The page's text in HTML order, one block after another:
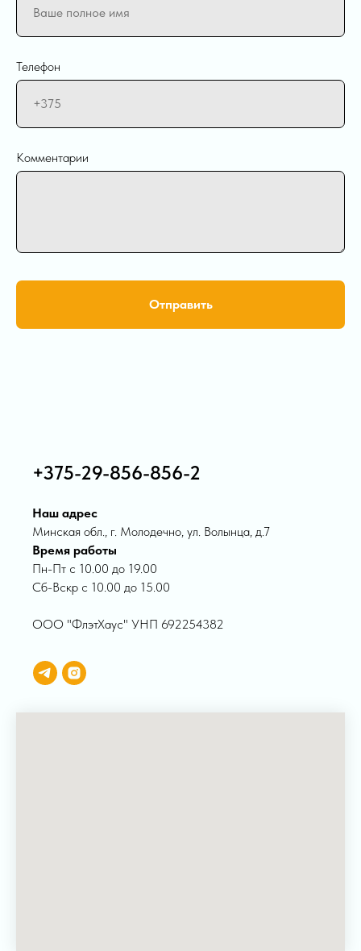
Телефон
Комментарии
Отправить
+375-29-856-856-2
Наш адрес
Минская обл., г. Молодечно, ул. Волынца, д.7
Время работы
Пн-Пт с 10.00 до 19.00
Сб-Вскр с 10.00 до 15.00
ООО "ФлэтХаус" УНП 692254382